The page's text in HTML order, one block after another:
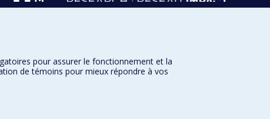
pour assurer le fonctionnement et la
de témoins pour mieux répondre à vos